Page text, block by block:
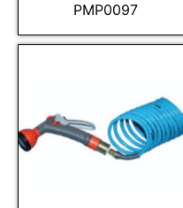
PMP0097